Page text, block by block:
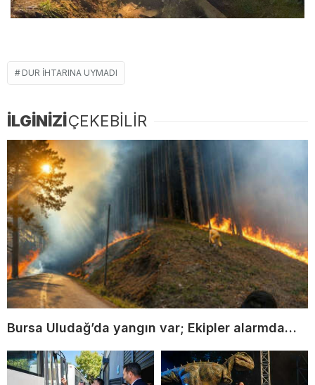
DUR IHTARINA UYMADI
İLGİNİZİÇEKEBİLİR
Bursa Uludağ’da yangın var; Ekipler alarmda…